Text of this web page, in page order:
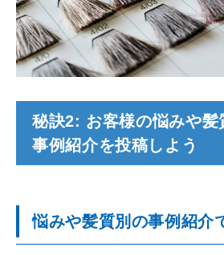
秘訣2: お客様の悩みや髪
事例紹介を投稿しよう
悩みや髪質別の事例紹介